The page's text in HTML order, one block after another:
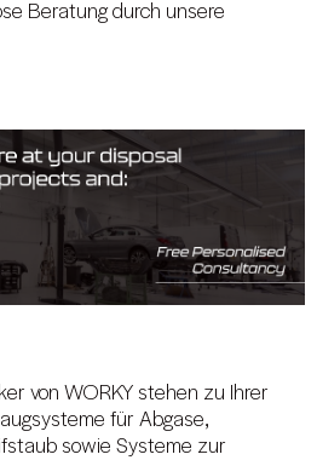
Beratung durch unsere
von WORKY stehen zu Ihrer
für Abgase,
sowie Systeme zur